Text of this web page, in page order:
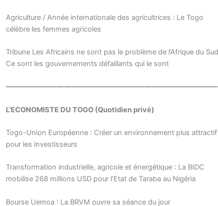
Agriculture / Année internationale des agricultrices : Le Togo
célèbre les femmes agricoles
Tribune Les Africains ne sont pas le problème de l’Afrique du
Ce sont les gouvernements défaillants qui le sont
L’ECONOMISTE DU TOGO (Quotidien privé)
Togo-Union Européenne : Créer un environnement plus attractif
pour les investisseurs
Transformation industrielle, agricole et énergétique : La BIDC
mobilise 268 millions USD pour l’Etat de Taraba au Nigéria
Bourse Uemoa : La BRVM ouvre sa séance du jour